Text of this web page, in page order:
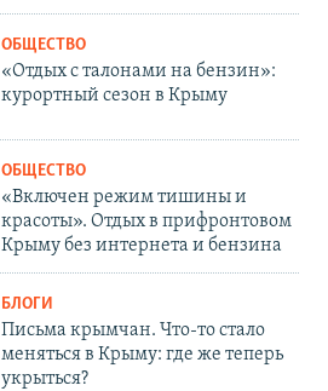
ОБЩЕСТВО
«Отдых с талонами на бензин»:
курортный сезон в Крыму
ОБЩЕСТВО
«Включен режим тишины и
красоты». Отдых в прифронтовом
Крыму без интернета и бензина
БЛОГИ
Письма крымчан. Что-то стало
меняться в Крыму: где же теперь
укрыться?